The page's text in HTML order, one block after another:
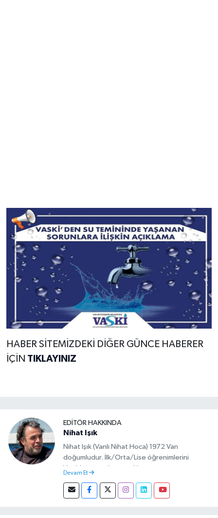
HABER SİTEMİZDEKİ DİĞER GÜNCE HABERER
İÇİN TIKLAYINIZ
EDITÖR HAKKINDA
Nihat Işık
Nihat Işık (Vanlı Nihat Hoca) 1972 Van
doğumludur. İlk/Orta/Lise öğrenimlerini
Van’da tamamlamıştır. Hacettepe mezunu
başlamıştır. Asteğmen olarak yaptığı vatani
görevi dönüşü Van Sosyal Hizmetler İl
Devam Et